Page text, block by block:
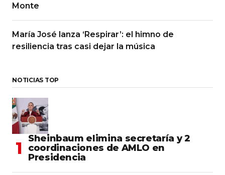
Monte
María José lanza ‘Respirar’: el himno de
resiliencia tras casi dejar la música
NOTICIAS TOP
Sheinbaum elimina secretaría y 2
coordinaciones de AMLO en
Presidencia